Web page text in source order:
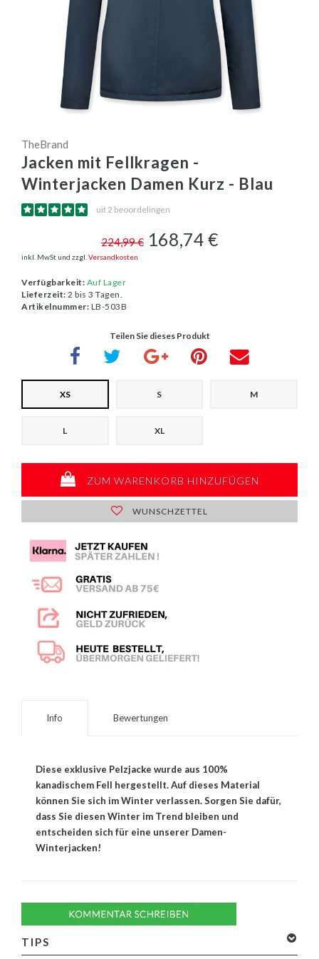
TheBrand
Jacken mit Fellkragen -
Winterjacken Damen Kurz - Blau
uit 2 beoordelingen
224,99 € 168,74 €
inkl. MwSt und zzgl. Versandkosten
Verfügbarkeit: Auf Lager
Lieferzeit: 2 bis 3 Tagen.
Artikelnummer: LB-503B
Teilen Sie dieses Produkt
XS S M
L XL
ZUM WARENKORB HINZUFÜGEN
WUNSCHZETTEL
Info Bewertungen
Diese exklusive Pelzjacke wurde aus 100%
kanadischem Fell hergestellt. Auf dieses Material
können Sie sich im Winter verlassen. Sorgen Sie dafür,
dass Sie diesen Winter im Trend bleiben und
entscheiden sich für eine unserer Damen-
Winterjacken!
TIPS